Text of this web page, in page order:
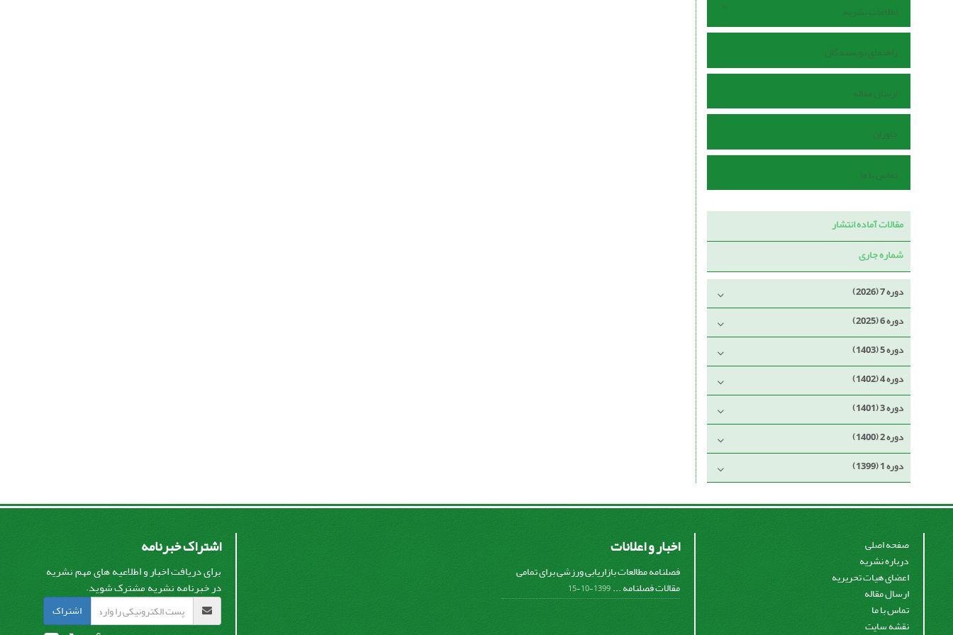
اطلاعات نشریه
راهنمای نویسندگان
ارسال مقاله
داوران
تماس با ما
مقالات آماده انتشار
شماره جاری
دوره 7 (2026)
دوره 6 (2025)
دوره 5 (1403)
دوره 4 (1402)
دوره 3 (1401)
دوره 2 (1400)
دوره 1 (1399)
صفحه اصلی
درباره نشریه
اعضای هیات تحریریه
ارسال مقاله
تماس با ما
نقشه سایت
اخبار و اعلانات
فصلنامه مطالعات بازاریابی ورزشی برای تمامی
مقالات فصلنامه ... 1399-10-15
اشتراک خبرنامه
برای دریافت اخبار و اطلاعیه های مهم نشریه
در خبرنامه نشریه مشترک شوید.
اشتراک